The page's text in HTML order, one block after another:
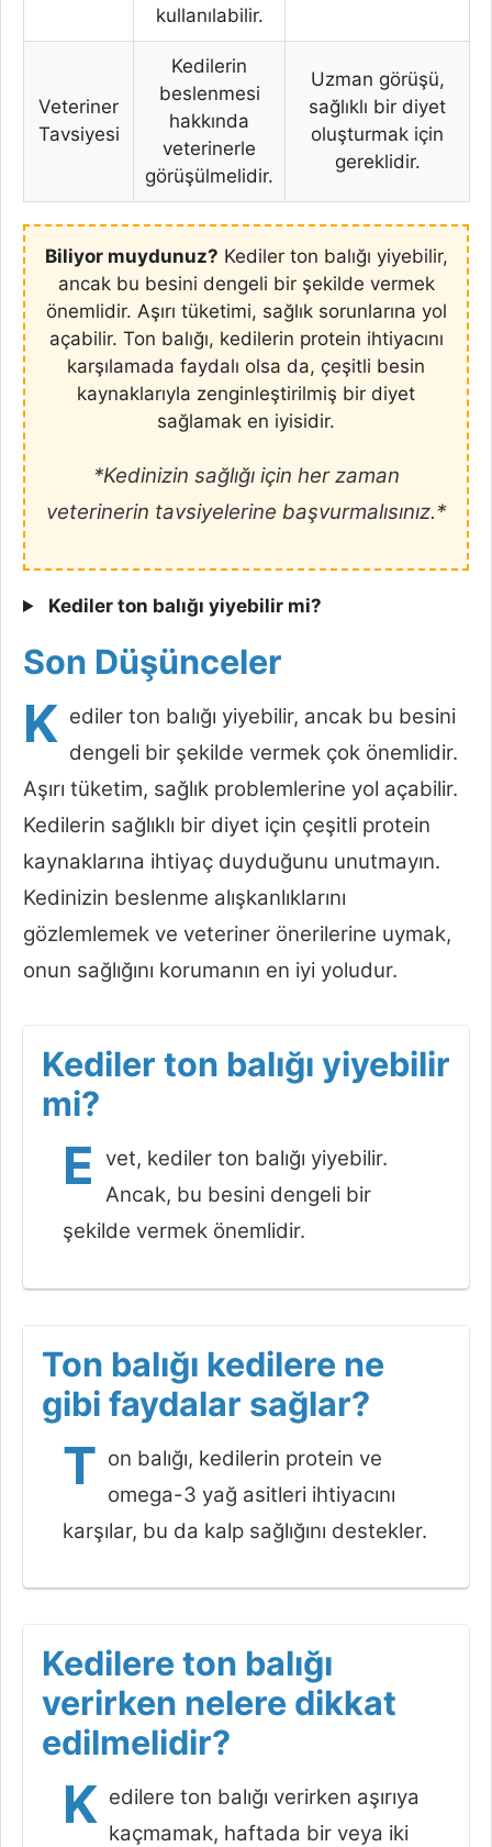
kullanılabilir.
Veteriner
Tavsiyesi
Kedilerin
beslenmesi
hakkında
veterinerle
görüşülmelidir.
Uzman görüşü,
sağlıklı bir diyet
oluşturmak için
gereklidir.
Biliyor muydunuz? Kediler ton balığı yiyebilir,
ancak bu besini dengeli bir şekilde vermek
önemlidir. Aşırı tüketimi, sağlık sorunlarına yol
açabilir. Ton balığı, kedilerin protein ihtiyacını
karşılamada faydalı olsa da, çeşitli besin
kaynaklarıyla zenginleştirilmiş bir diyet
sağlamak en iyisidir.
*Kedinizin sağlığı için her zaman
veterinerin tavsiyelerine başvurmalısınız.*
Kediler ton balığı yiyebilir mi?
Son Düşünceler
K ediler ton balığı yiyebilir, ancak bu besini
dengeli bir şekilde vermek çok önemlidir.
Aşırı tüketim, sağlık problemlerine yol açabilir.
Kedilerin sağlıklı bir diyet için çeşitli protein
kaynaklarına ihtiyaç duyduğunu unutmayın.
Kedinizin beslenme alışkanlıklarını
gözlemlemek ve veteriner önerilerine uymak,
onun sağlığını korumanın en iyi yoludur.
Kediler ton balığı yiyebilir
mi?
E vet, kediler ton balığı yiyebilir.
Ancak, bu besini dengeli bir
şekilde vermek önemlidir.
Ton balığı kedilere ne
gibi faydalar sağlar?
T on balığı, kedilerin protein ve
omega-3 yağ asitleri ihtiyacını
karşılar, bu da kalp sağlığını destekler.
Kedilere ton balığı
verirken nelere dikkat
edilmelidir?
K edilere ton balığı verirken aşırıya
kaçmamak, haftada bir veya iki